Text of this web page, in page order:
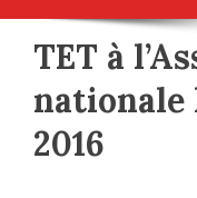
TET à
nationale
2016